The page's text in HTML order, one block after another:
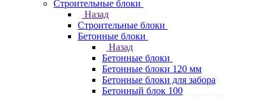
Строительные блоки
Назад
Строительные блоки
Бетонные блоки
Назад
Бетонные блоки
Бетонные блоки 120 мм
Бетонные блоки для забора
Бетонный блок 100